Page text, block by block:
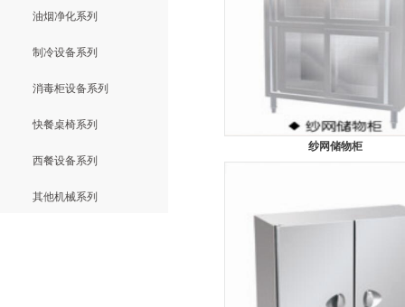
油烟净化系列
制冷设备系列
消毒柜设备系列
快餐桌椅系列
西餐设备系列
其他机械系列
纱网储物柜